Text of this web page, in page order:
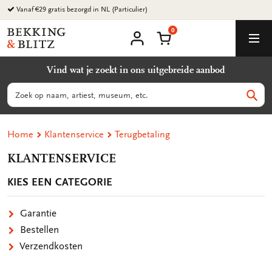
Ga
naar
content
Vanaf €29 gratis bezorgd in NL (Particulier)
Bekking
&
B.V.
account
Winkelmand
0
Vind wat je zoekt in ons uitgebreide aanbod
Zoeken
Home Klantenservice Terugbetaling
KLANTENSERVICE
KIES EEN CATEGORIE
Garantie
Bestellen
Verzendkosten